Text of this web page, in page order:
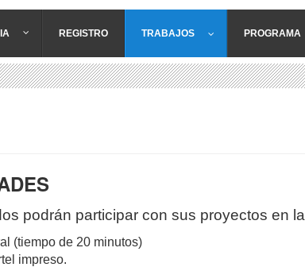
REGISTRO TRABAJOS PROGRAMA
podrán participar con sus proyectos en
(tiempo de 20 minutos)
impreso.